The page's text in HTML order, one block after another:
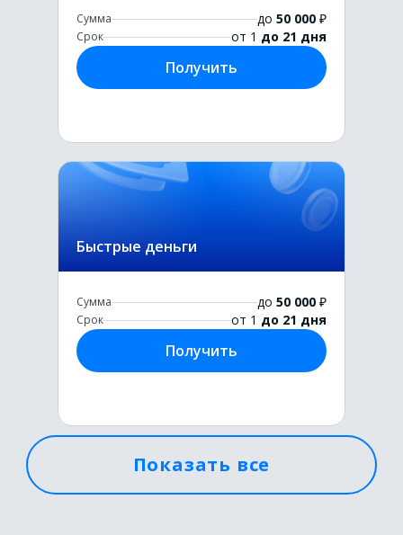
Сумма до 50 000 ₽
Срок от 1 до 21 дня
Получить
Быстрые деньги
Сумма до 50 000 ₽
Срок от 1 до 21 дня
Получить
Показать все